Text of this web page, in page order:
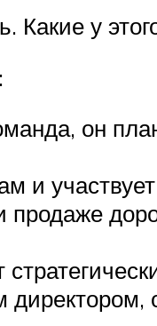
у
он
и